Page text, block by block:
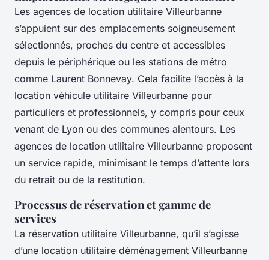
Les agences de location utilitaire Villeurbanne
s’appuient sur des emplacements soigneusement
sélectionnés, proches du centre et accessibles
depuis le périphérique ou les stations de métro
comme Laurent Bonnevay. Cela facilite l’accès à la
location véhicule utilitaire Villeurbanne pour
particuliers et professionnels, y compris pour ceux
venant de Lyon ou des communes alentours. Les
agences de location utilitaire Villeurbanne proposent
un service rapide, minimisant le temps d’attente lors
du retrait ou de la restitution.
Processus de réservation et gamme de
services
La réservation utilitaire Villeurbanne, qu’il s’agisse
d’une location utilitaire déménagement Villeurbanne